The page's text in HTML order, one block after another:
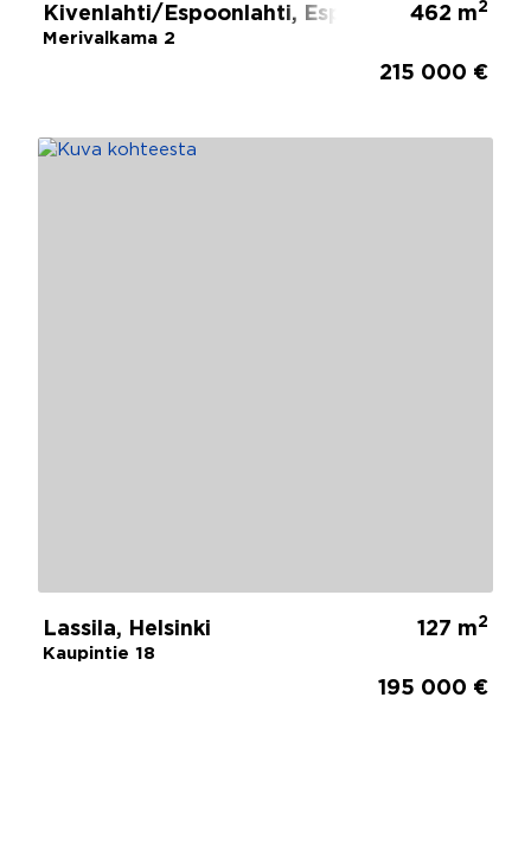
Kivenlahti/Espoonlahti, Espoo
Merivalkama 2
462 m2
215 000 €
Lassila, Helsinki
Kaupintie 18
127 m2
195 000 €